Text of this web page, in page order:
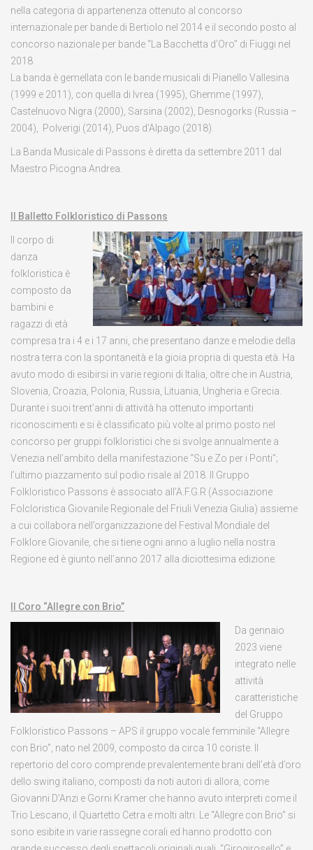
nella categoria di appartenenza ottenuto al concorso
internazionale per bande di Bertiolo nel 2014 e il secondo posto al
concorso nazionale per bande “La Bacchetta d’Oro” di Fiuggi nel
2018.
La banda è gemellata con le bande musicali di Pianello Vallesina
(1999 e 2011), con quella di Ivrea (1995), Ghemme (1997),
Castelnuovo Nigra (2000), Sarsina (2002), Desnogorks (Russia –
2004), Polverigi (2014), Puos d’Alpago (2018).
La Banda Musicale di Passons è diretta da settembre 2011 dal
Maestro Picogna Andrea.
Il Balletto Folkloristico di Passons
Il corpo di
danza
folkloristica è
composto da
bambini e
ragazzi di età
compresa tra i 4 e i 17 anni, che presentano danze e melodie della
nostra terra con la spontaneità e la gioia propria di questa età. Ha
avuto modo di esibirsi in varie regioni di Italia, oltre che in Austria,
Slovenia, Croazia, Polonia, Russia, Lituania, Ungheria e Grecia.
Durante i suoi trent’anni di attività ha ottenuto importanti
riconoscimenti e si è classificato più volte al primo posto nel
concorso per gruppi folkloristici che si svolge annualmente a
Venezia nell’ambito della manifestazione “Su e Zo per i Ponti”;
l’ultimo piazzamento sul podio risale al 2018. Il Gruppo
Folkloristico Passons è associato all’A.F.G.R (Associazione
Folcloristica Giovanile Regionale del Friuli Venezia Giulia) assieme
a cui collabora nell’organizzazione del Festival Mondiale del
Folklore Giovanile, che si tiene ogni anno a luglio nella nostra
Regione ed è giunto nell’anno 2017 alla diciottesima edizione.
Il Coro “Allegre con Brio”
Da gennaio
2023 viene
integrato nelle
attività
caratteristiche
del Gruppo
Folkloristico Passons – APS il gruppo vocale femminile “Allegre
con Brio”, nato nel 2009, composto da circa 10 coriste. Il
repertorio del coro comprende prevalentemente brani dell’età d’oro
dello swing italiano, composti da noti autori di allora, come
Giovanni D’Anzi e Gorni Kramer che hanno avuto interpreti come il
Trio Lescano, il Quartetto Cetra e molti altri. Le “Allegre con Brio” si
sono esibite in varie rassegne corali ed hanno prodotto con